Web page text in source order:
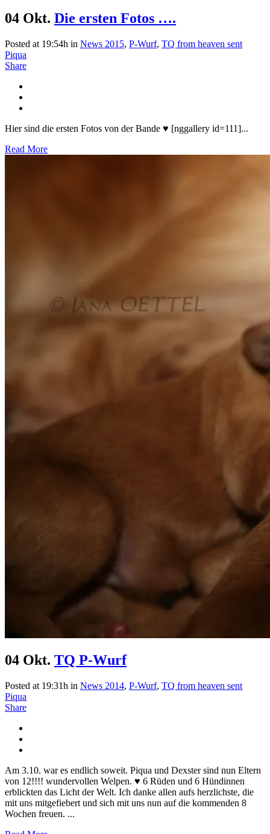
04 Okt. Die ersten Fotos ….
Posted at 19:54h in News 2015, P-Wurf, TQ from heaven sent
Piqua
Share
Hier sind die ersten Fotos von der Bande ♥ [nggallery id=111]...
Read More
04 Okt. TQ P-Wurf
Posted at 19:31h in News 2014, P-Wurf, TQ from heaven sent
Piqua
Share
Am 3.10. war es endlich soweit. Piqua und Dexster sind nun Eltern
von 12!!!! wundervollen Welpen. ♥ 6 Rüden und 6 Hündinnen
erblickten das Licht der Welt. Ich danke allen aufs herzlichste, die
mit uns mitgefiebert und sich mit uns nun auf die kommenden 8
Wochen freuen. ...